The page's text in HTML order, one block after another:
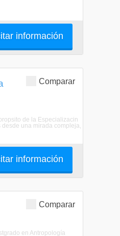
información
Comparar
de la Especializacin
una mirada compleja,
información
Comparar
en Antropología